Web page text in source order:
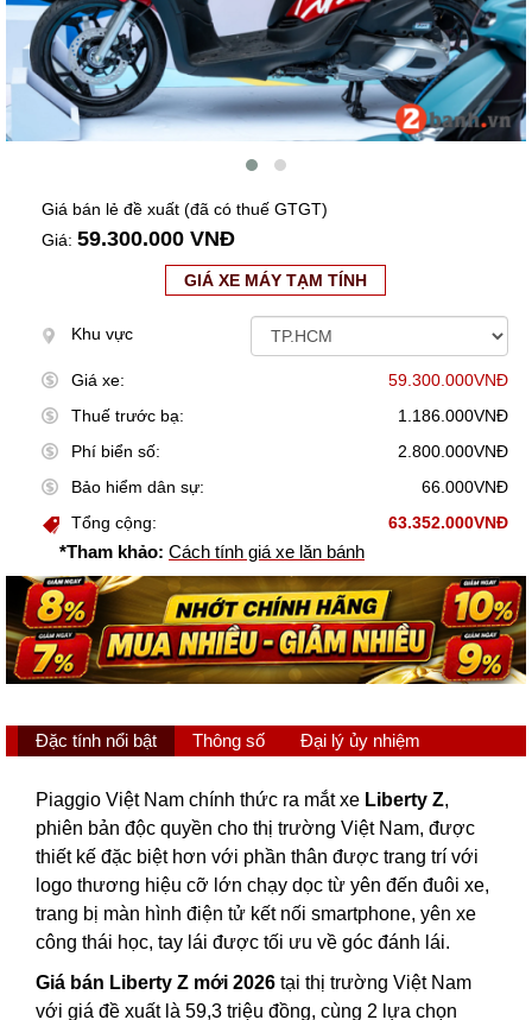
Giá bán lẻ đề xuất (đã có thuế GTGT)
Giá: 59.300.000 VNĐ
GIÁ XE MÁY TẠM TÍNH
Khu vực
Giá xe:
59.300.000VNĐ
Thuế trước bạ:
1.186.000VNĐ
Phí biển số:
2.800.000VNĐ
Bảo hiểm dân sự:
66.000VNĐ
Tổng cộng:
63.352.000VNĐ
*Tham khảo: Cách tính giá xe lăn bánh
Đặc tính nổi bật Thông số Đại lý ủy nhiệm
Piaggio Việt Nam chính thức ra mắt xe Liberty Z,
phiên bản độc quyền cho thị trường Việt Nam, được
thiết kế đặc biệt hơn với phần thân được trang trí với
logo thương hiệu cỡ lớn chạy dọc từ yên đến đuôi xe,
trang bị màn hình điện tử kết nối smartphone, yên xe
công thái học, tay lái được tối ưu về góc đánh lái.
Giá bán Liberty Z mới 2026 tại thị trường Việt Nam
với giá đề xuất là 59,3 triệu đồng, cùng 2 lựa chọn